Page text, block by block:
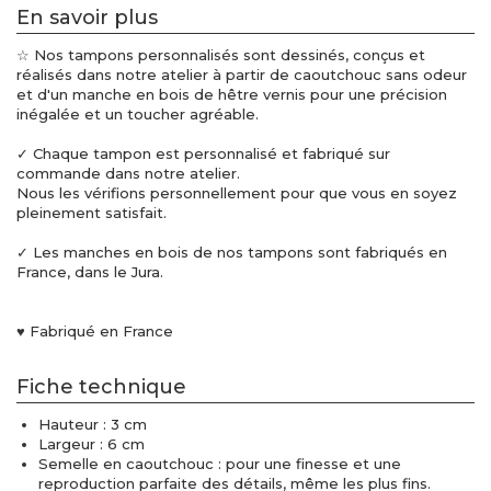
En savoir plus
☆ Nos tampons personnalisés sont dessinés, conçus et
réalisés dans notre atelier à partir de caoutchouc sans odeur
et d'un manche en bois de hêtre vernis pour une précision
inégalée et un toucher agréable.
✓ Chaque tampon est personnalisé et fabriqué sur
commande dans notre atelier.
Nous les vérifions personnellement pour que vous en soyez
pleinement satisfait.
✓ Les manches en bois de nos tampons sont fabriqués en
France, dans le Jura.
♥ Fabriqué en France
Fiche technique
Hauteur : 3 cm
Largeur : 6 cm
Semelle en caoutchouc : pour une finesse et une
reproduction parfaite des détails, même les plus fins.